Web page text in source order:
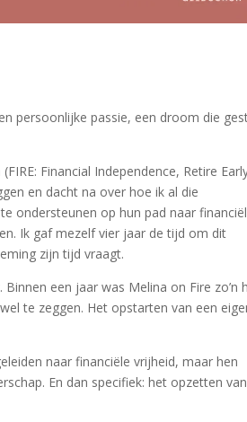
persoonlijke passie, een droom die
Financial Independence, Retire
en dacht na over hoe ik al die
ondersteunen op hun pad naar
Ik gaf mezelf vier jaar de tijd om dit
zijn tijd vraagt.
een jaar was Melina on Fire zo’n
te zeggen. Het opstarten van een
naar financiële vrijheid, maar hen
En dan specifiek: het opzetten